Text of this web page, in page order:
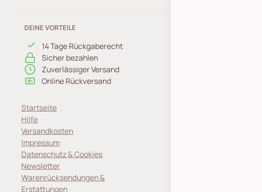
DEINE VORTEILE
14 Tage Rückgaberecht
Sicher bezahlen
Zuverlässiger Versand
Online Rückversand
Startseite
Hilfe
Versandkosten
Impressum
Datenschutz & Cookies
Newsletter
Warenrücksendungen &
Erstattungen